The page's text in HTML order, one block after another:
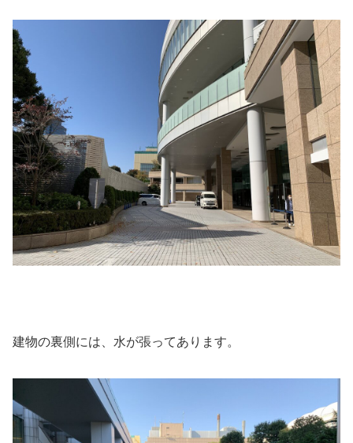
建物の裏側には、水が張ってあります。